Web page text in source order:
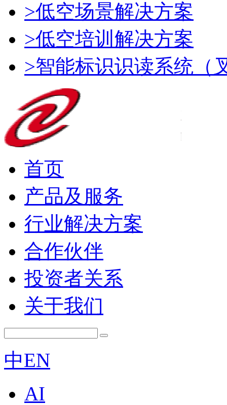
>低空场景解决方案
>低空培训解决方案
>智能标识识读系统（
首页
产品及服务
行业解决方案
合作伙伴
投资者关系
关于我们
中EN
AI